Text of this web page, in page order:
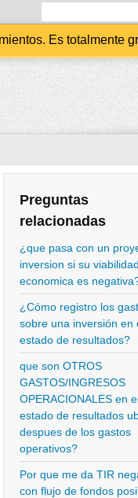
Es totalmente
Preguntas
relacionadas
¿que pasa con un
inversion si su viabilidad
economica es
¿Cómo registro los
sobre una inversión en
estado de resultados?
que son OTROS
GASTOS/INGRESOS
OPERACIONALES en
estado de resultados
despues de los gastos
operativos?
Por que me da TIR
con flujo de fondos